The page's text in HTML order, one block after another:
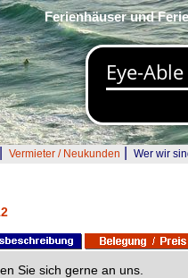
Ferienhäuser und
Vermieter / Neukunden Wer wir
Sie sich gerne an uns.